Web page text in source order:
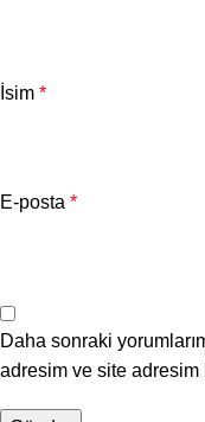
İsim *
E-posta *
Daha sonraki
adresim ve site adresim